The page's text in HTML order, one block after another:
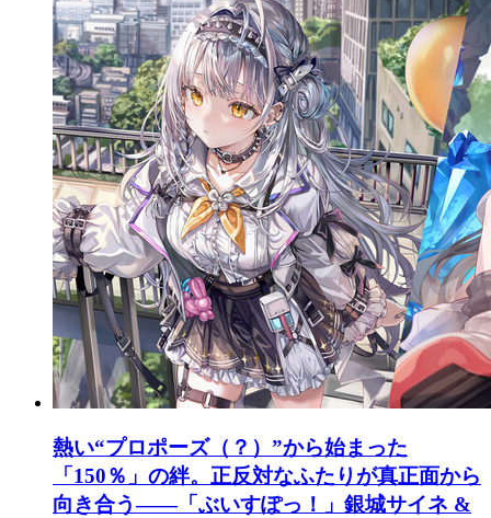
熱い“プロポーズ（？）”から始まった
「150％」の絆。正反対なふたりが真正面から
向き合う――「ぶいすぽっ！」銀城サイネ &